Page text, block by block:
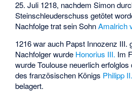
25. Juli 1218, nachdem Simon
Steinschleuderschuss getötet
Nachfolge trat sein SohnAmalrich
1216 war auch Papst Innozenz III.
Nachfolger wurde Honorius III. Im
wurde Toulouse neuerlich
des französischen Königs Philipp II.
belagert.